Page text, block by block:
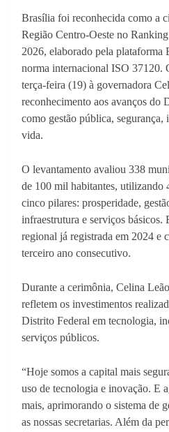
Brasília foi reconhecida como a
Região Centro-Oeste no
2026, elaborado pela plataforma
norma internacional ISO 37120.
terça-feira (19) à governadora
reconhecimento aos avanços do
como gestão pública, segurança,
vida.
O levantamento avaliou 338
de 100 mil habitantes, utilizando
cinco pilares: prosperidade,
infraestrutura e serviços básicos.
regional já registrada em 2024 e
terceiro ano consecutivo.
Durante a cerimônia, Celina
refletem os investimentos
Distrito Federal em tecnologia,
serviços públicos.
“Hoje somos a capital mais
uso de tecnologia e inovação. E
mais, aprimorando o sistema de
as nossas secretarias. Além da